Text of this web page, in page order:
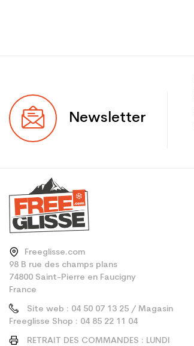
Newsletter
Freeglisse.com
98 B rue des champs plans
74800 Saint-Pierre en Faucigny
France
Site web : 04 50 07 13 25 / Magasin
Freeglisse Shop : 04 85 22 11 04
RETRAIT DES COMMANDES : LUNDI